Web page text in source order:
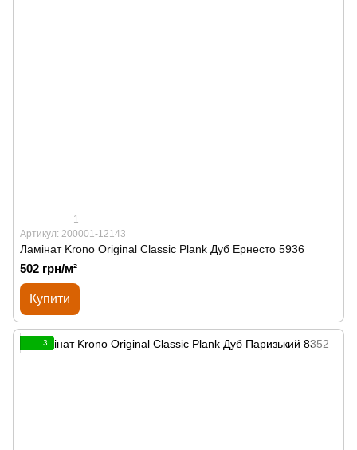
1
Артикул: 200001-12143
Ламінат Krono Original Classic Plank Дуб Ернесто 5936
502 грн/м²
Купити
3